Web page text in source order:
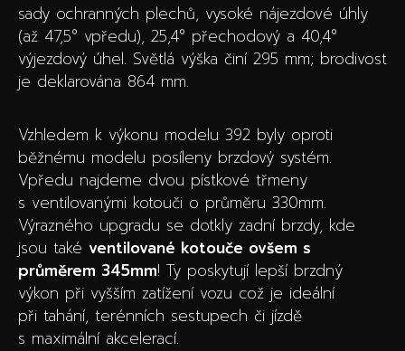
sady ochranných plechů, vysoké nájezdové úhly
(až 47,5° vpředu), 25,4° přechodový a 40,4°
výjezdový úhel. Světlá výška činí 295 mm; brodivost
je deklarována 864 mm.
Vzhledem k výkonu modelu 392 byly oproti
běžnému modelu posíleny brzdový systém.
Vpředu najdeme dvou pístkové třmeny
s ventilovanými kotouči o průměru 330mm.
Výrazného upgradu se dotkly zadní brzdy, kde
jsou také ventilované kotouče ovšem s
průměrem 345mm! Ty poskytují lepší brzdný
výkon při vyšším zatížení vozu což je ideální
při tahání, terénních sestupech či jízdě
s maximální akcelerací.